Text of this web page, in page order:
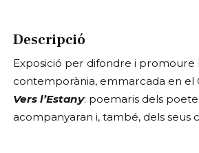
Descripció
Exposició per difondre i promoure
contemporània, emmarcada en el
Vers l’Estany: poemaris dels
acompanyaran i, també, dels seus